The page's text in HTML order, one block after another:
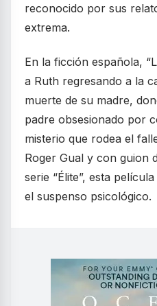
reconocido por sus
extrema.
En la ficción española,
a Ruth regresando a la
muerte de su madre,
padre obsesionado por
misterio que rodea el
Roger Gual y con guion
serie “Élite”, esta
el suspenso psicológico.